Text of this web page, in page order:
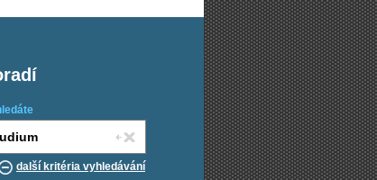
další kritéria vyhledávání